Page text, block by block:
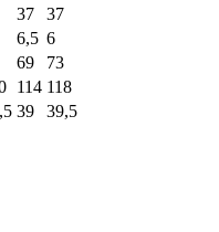
37
37
6,5 6
69
73
114 118
39 39,5